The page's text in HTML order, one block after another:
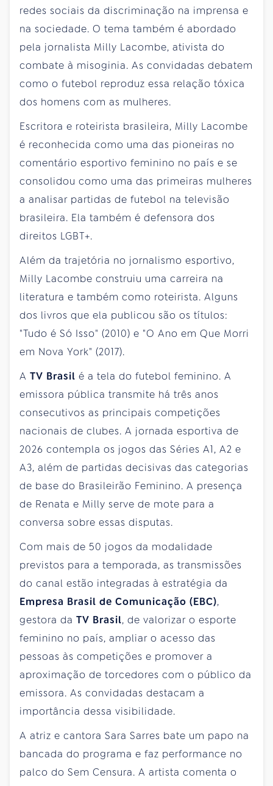
redes sociais da discriminação na imprensa e
na sociedade. O tema também é abordado
pela jornalista Milly Lacombe, ativista do
combate à misoginia. As convidadas debatem
como o futebol reproduz essa relação tóxica
dos homens com as mulheres.
Escritora e roteirista brasileira, Milly Lacombe
é reconhecida como uma das pioneiras no
comentário esportivo feminino no país e se
consolidou como uma das primeiras mulheres
a analisar partidas de futebol na televisão
brasileira. Ela também é defensora dos
direitos LGBT+.
Além da trajetória no jornalismo esportivo,
Milly Lacombe construiu uma carreira na
literatura e também como roteirista. Alguns
dos livros que ela publicou são os títulos:
"Tudo é Só Isso" (2010) e "O Ano em Que Morri
em Nova York" (2017).
A TV Brasil é a tela do futebol feminino. A
emissora pública transmite há três anos
consecutivos as principais competições
nacionais de clubes. A jornada esportiva de
2026 contempla os jogos das Séries A1, A2 e
A3, além de partidas decisivas das categorias
de base do Brasileirão Feminino. A presença
de Renata e Milly serve de mote para a
conversa sobre essas disputas.
Com mais de 50 jogos da modalidade
previstos para a temporada, as transmissões
do canal estão integradas à estratégia da
Empresa Brasil de Comunicação (EBC),
gestora da TV Brasil, de valorizar o esporte
feminino no país, ampliar o acesso das
pessoas às competições e promover a
aproximação de torcedores com o público da
emissora. As convidadas destacam a
importância dessa visibilidade.
A atriz e cantora Sara Sarres bate um papo na
bancada do programa e faz performance no
palco do Sem Censura. A artista comenta o